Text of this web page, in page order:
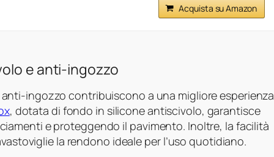
Acquista su Amazon
e anti-ingozzo
ingozzo contribuiscono a una migliore esperienza
, dotata di fondo in silicone antiscivolo, garantisce
e proteggendo il pavimento. Inoltre, la facilità
la rendono ideale per l’uso quotidiano.